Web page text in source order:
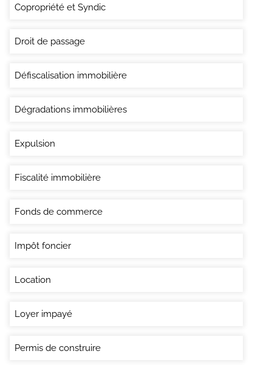
Copropriété et Syndic
Droit de passage
Défiscalisation immobilière
Dégradations immobilières
Expulsion
Fiscalité immobilière
Fonds de commerce
Impôt foncier
Location
Loyer impayé
Permis de construire